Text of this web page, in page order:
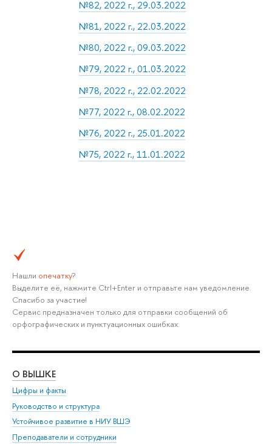
№82, 2022 г., 29.03.2022
№81, 2022 г., 22.03.2022
№80, 2022 г., 09.03.2022
№79, 2022 г., 01.03.2022
№78, 2022 г., 22.02.2022
№77, 2022 г., 08.02.2022
№76, 2022 г., 25.01.2022
№75, 2022 г., 11.01.2022
Нашли опечатку?
Выделите её, нажмите Ctrl+Enter и отправьте нам уведомление.
Спасибо за участие!
Сервис предназначен только для отправки сообщений об
орфографических и пунктуационных ошибках.
О ВЫШКЕ
Цифры и факты
Руководство и структура
Устойчивое развитие в НИУ ВШЭ
Преподаватели и сотрудники